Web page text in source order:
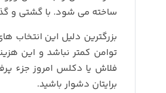
ساخته می شود. با گشتی و
فلاش یا دکلس امروز جزء
برایتان دشوار باشید.